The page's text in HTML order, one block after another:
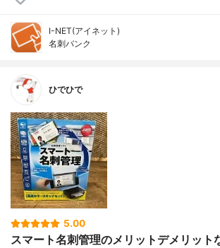
I-NET(アイネット)
名刺バンク
ひでひで
5.00
スマート名刺管理のメリットデメリット